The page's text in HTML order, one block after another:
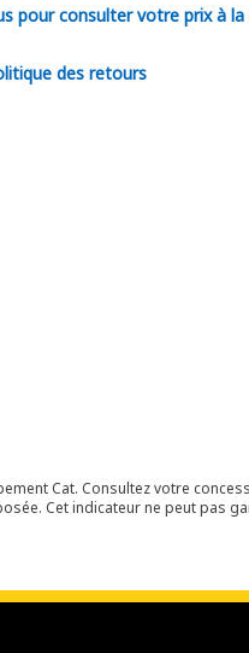
pour consulter votre prix à
des retours
Cat. Consultez votre
Cet indicateur ne peut pas